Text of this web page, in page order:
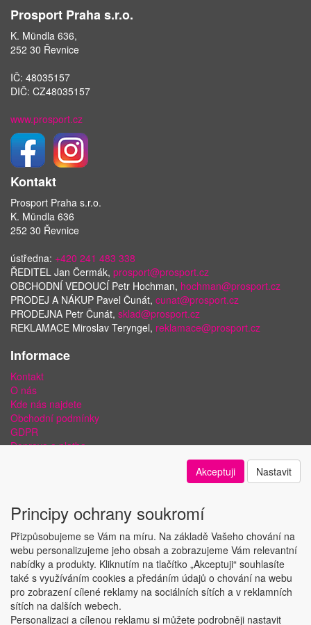
Prosport Praha s.r.o.
K. Mündla 636,
252 30 Řevnice
IČ: 48035157
DIČ: CZ48035157
www.prosport.cz
Kontakt
Prosport Praha s.r.o.
K. Mündla 636
252 30 Řevnice
ústředna: +420 241 483 338
ŘEDITEL Jan Čermák, prosport@prosport.cz
OBCHODNÍ VEDOUCÍ Petr Hochman, hochman@prosport.cz
PRODEJ A NÁKUP Pavel Čunát, cunat@prosport.cz
PRODEJNA Petr Čunát, sklad@prosport.cz
REKLAMACE Miroslav Teryngel, reklamace@prosport.cz
Informace
Kontakt
O nás
Kde nás najdete
Obchodní podmínky
GDPR
Doprava a platba
Copyright © ABRA Software a.s. 2018
Akceptuji Nastavit
Principy ochrany soukromí
Přizpůsobujeme se Vám na míru. Na základě Vašeho chování na
webu personalizujeme jeho obsah a zobrazujeme Vám relevantní
nabídky a produkty. Kliknutím na tlačítko „Akceptuji“ souhlasíte
také s využíváním cookies a předáním údajů o chování na webu
pro zobrazení cílené reklamy na sociálních sítích a v reklamních
sítích na dalších webech.
Personalizaci a cílenou reklamu si můžete podrobněji nastavit